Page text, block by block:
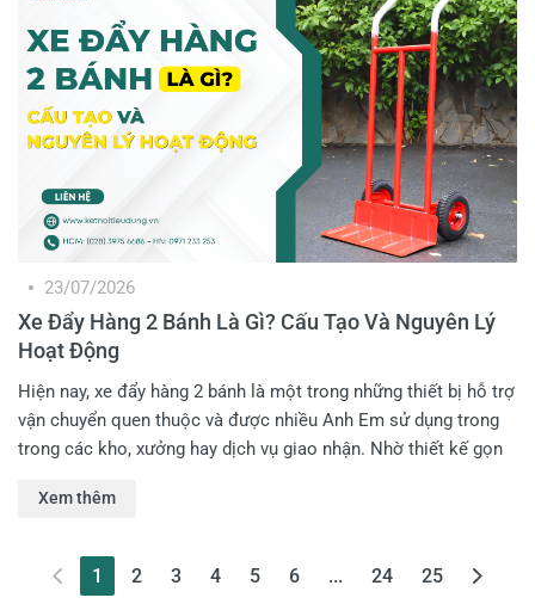
Xe Đẩy Hàng 2 Bánh Là Gì? Cấu Tạo Và Nguyên Lý
Hoạt Động
23/07/2026
Hiện nay, xe đẩy hàng 2 bánh là một trong những thiết bị hỗ trợ
vận chuyển quen thuộc và được nhiều Anh Em sử dụng trong
trong các kho, xưởng hay dịch vụ giao nhận. Nhờ thiết kế gọn
Anh Em tiết kiệm đáng kể sức lao động và thời gian vận
phận nào và hoạt động ra sao? Hãy cùng Kết Nối Tiêu Dùng
tìm hiểu chi tiết trong bài viết dưới đây!
Xem thêm
1 (current)
2 3 4 5 6 ... 24 25